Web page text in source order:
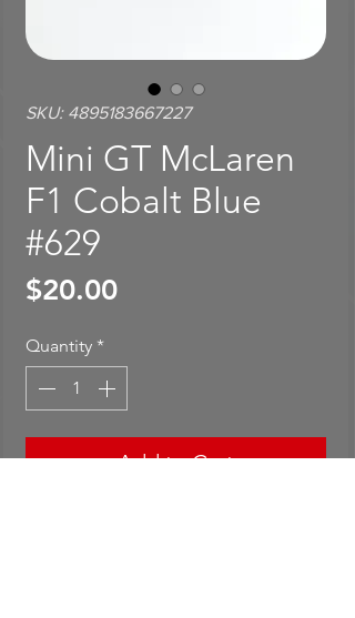
SKU: 4895183667227
Mini GT McLaren
F1 Cobalt Blue
#629
$20.00Price
Quantity *
Add to Cart